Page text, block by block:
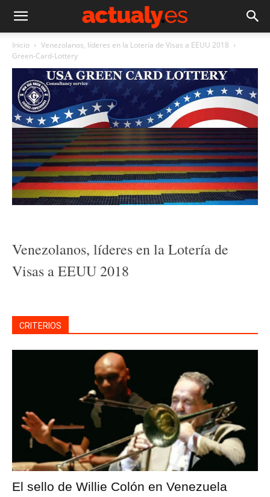
Inicio
Venezolanos, líderes en la Lotería de Visas a EEUU 2018
Green-Card-Lottery
Venezolanos, líderes en la Lotería de
Visas a EEUU 2018
CRITERIOS
El sello de Willie Colón en Venezuela